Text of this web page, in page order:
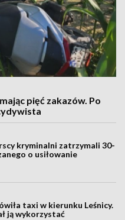
pięć zakazów. Po
kryminalni zatrzymali 30-
o usiłowanie
taxi w kierunku Leśnicy.
ją wykorzystać